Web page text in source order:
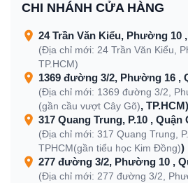
CHI NHÁNH CỬA HÀNG
24 Trần Văn Kiểu, Phường 10
(Địa chỉ mới: 24 Trần Văn Kiểu,
TP.HCM)
1369 đường 3/2, Phường 16 ,
(Địa chỉ mới: 1369 đường 3/2,
(gần cầu vượt Cây Gõ), TP.HCM)
317 Quang Trung, P.10 , Quận
(Địa chỉ mới: 317 Quang Trung,
TPHCM(gần tiểu học Kim Đồng))
277 đường 3/2, Phường 10 ,
(Địa chỉ mới: 277 đường 3/2,